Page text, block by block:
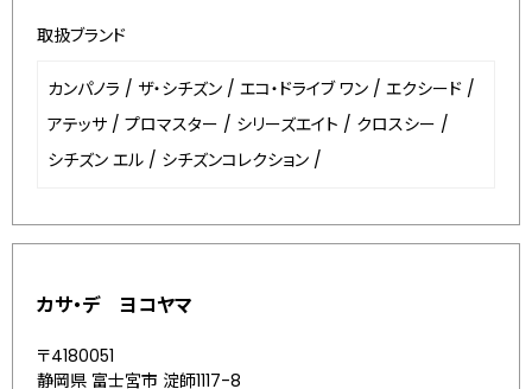
取扱ブランド
カンパノラ / ザ・シチズン / エコ・ドライブ ワン / エクシード /
アテッサ / プロマスター / シリーズエイト / クロスシー /
シチズン エル / シチズンコレクション /
カサ・デ ヨコヤマ
〒4180051
静岡県 富士宮市 淀師1117-8